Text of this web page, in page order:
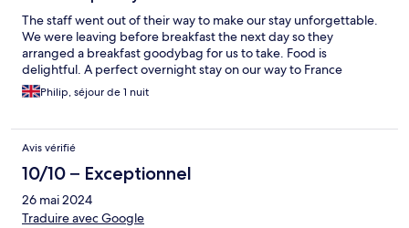
The staff went out of their way to make our stay unforgettable.
We were leaving before breakfast the next day so they
arranged a breakfast goodybag for us to take. Food is
delightful. A perfect overnight stay on our way to France
Philip, séjour de 1 nuit
Avis vérifié
10/10 – Exceptionnel
26 mai 2024
Traduire avec Google